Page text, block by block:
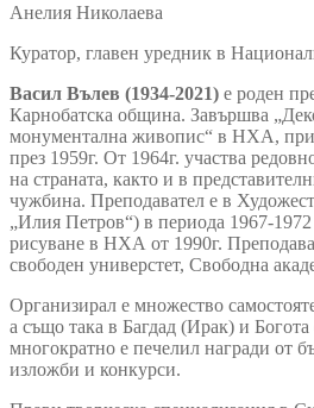
Анелия Николаева
Куратор, главен уредник в
Васил Вълев (1934-2021) е роден
Карнобатска община. Завършва
монументална живопис“ в НХА, при
през 1959г. От 1964г. участва
на страната, както и в
чужбина. Преподавател е в
„Илия Петров“) в периода 1967-
рисуване в НХА от 1990г.
свободен универстет, Свободна
Организирал е множество
а също така в Багдад (Ирак) и
многократно е печелил награди от
изложби и конкурси.